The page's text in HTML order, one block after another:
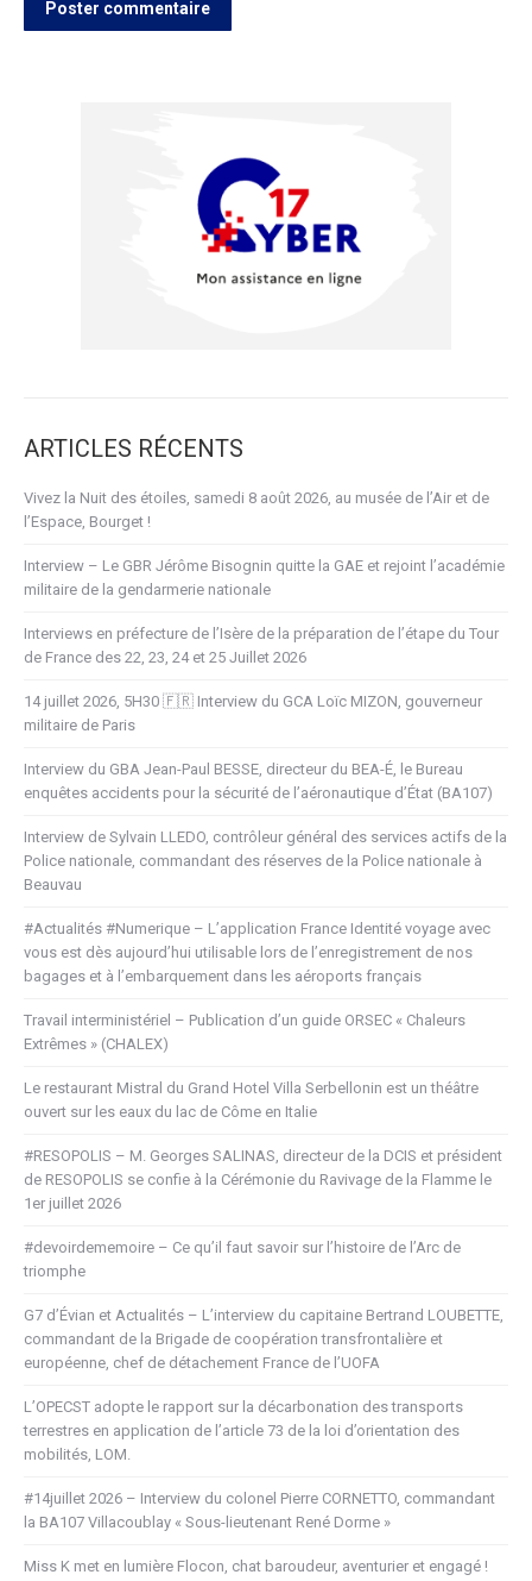
Poster commentaire
ARTICLES RÉCENTS
Vivez la Nuit des étoiles, samedi 8 août 2026, au musée de l’Air et de
l’Espace, Bourget !
Interview – Le GBR Jérôme Bisognin quitte la GAE et rejoint l’académie
militaire de la gendarmerie nationale
Interviews en préfecture de l’Isère de la préparation de l’étape du Tour
de France des 22, 23, 24 et 25 Juillet 2026
14 juillet 2026, 5H30 🇫🇷 Interview du GCA Loïc MIZON, gouverneur
militaire de Paris
Interview du GBA Jean-Paul BESSE, directeur du BEA-É, le Bureau
enquêtes accidents pour la sécurité de l’aéronautique d’État (BA107)
Interview de Sylvain LLEDO, contrôleur général des services actifs de la
Police nationale, commandant des réserves de la Police nationale à
Beauvau
#Actualités #Numerique – L’application France Identité voyage avec
vous est dès aujourd’hui utilisable lors de l’enregistrement de nos
bagages et à l’embarquement dans les aéroports français
Travail interministériel – Publication d’un guide ORSEC « Chaleurs
Extrêmes » (CHALEX)
Le restaurant Mistral du Grand Hotel Villa Serbellonin est un théâtre
ouvert sur les eaux du lac de Côme en Italie
#RESOPOLIS – M. Georges SALINAS, directeur de la DCIS et président
de RESOPOLIS se confie à la Cérémonie du Ravivage de la Flamme le
1er juillet 2026
#devoirdememoire – Ce qu’il faut savoir sur l’histoire de l’Arc de
triomphe
G7 d’Évian et Actualités – L’interview du capitaine Bertrand LOUBETTE,
commandant de la Brigade de coopération transfrontalière et
européenne, chef de détachement France de l’UOFA
L’OPECST adopte le rapport sur la décarbonation des transports
terrestres en application de l’article 73 de la loi d’orientation des
mobilités, LOM.
#14juillet 2026 – Interview du colonel Pierre CORNETTO, commandant
la BA107 Villacoublay « Sous-lieutenant René Dorme »
Miss K met en lumière Flocon, chat baroudeur, aventurier et engagé !